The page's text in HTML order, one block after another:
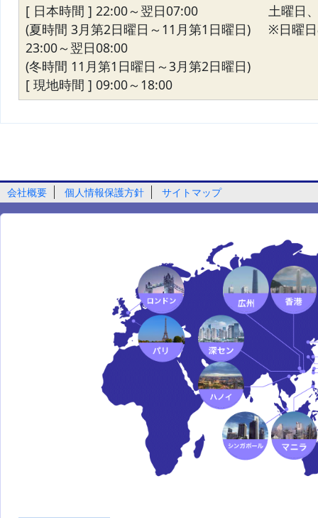
[ 日本時間 ] 22:00～翌日07:00
(夏時間 3月第2日曜日～11月第1日曜日)
23:00～翌日08:00
(冬時間 11月第1日曜日～3月第2日曜日)
[ 現地時間 ] 09:00～18:00
土曜日
※日曜
会社概要 個人情報保護方針 サイトマップ